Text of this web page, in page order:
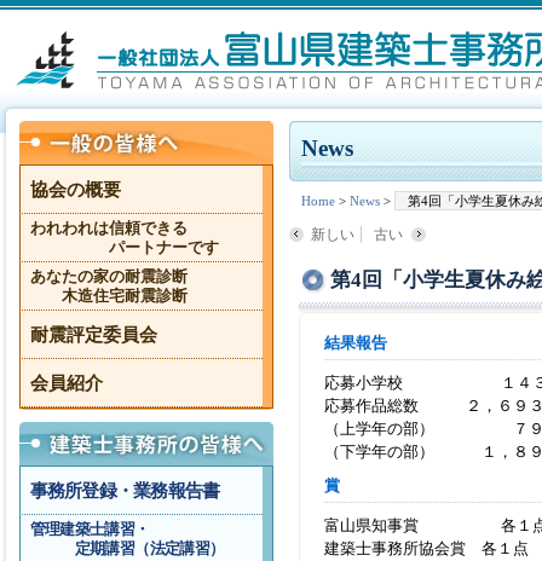
News
Home > News > 第4回「小学生夏休み
新しい 古い
第4回「小学生夏休み
結果報告
応募小学校 １４３
応募作品総数 ２，６９
（上学年の部） ７９
（下学年の部） １，８
賞
富山県知事賞 各１
建築士事務所協会賞 各１点
協会の概要
われわれは信頼できる
パートナーです
あなたの家の耐震診断
木造住宅耐震診断
耐震評定委員会
会員紹介
事務所登録・業務報告書
管理建築士講習・
定期講習（法定講習）